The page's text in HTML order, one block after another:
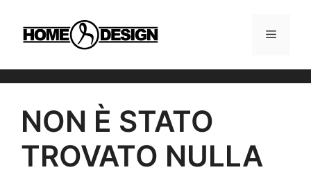
contenuto
MENU
NON È STATO
TROVATO NULLA